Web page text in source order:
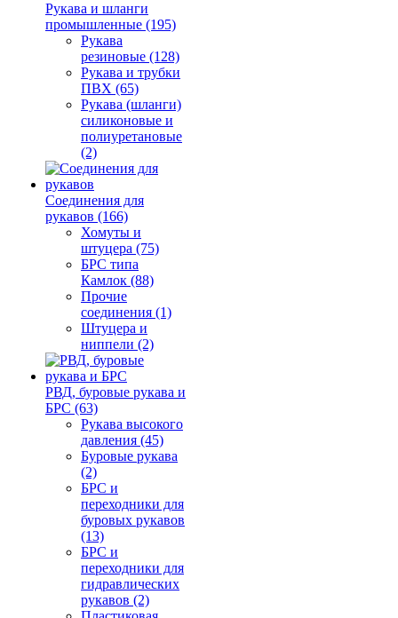
Рукава и шланги
промышленные (195)
Рукава
резиновые (128)
Рукава и трубки
ПВХ (65)
Рукава (шланги)
силиконовые и
полиуретановые
(2)
Соединения для
рукавов (166)
Хомуты и
штуцера (75)
БРС типа
Камлок (88)
Прочие
соединения (1)
Штуцера и
ниппели (2)
РВД, буровые рукава и
БРС (63)
Рукава высокого
давления (45)
Буровые рукава
(2)
БРС и
переходники для
буровых рукавов
(13)
БРС и
переходники для
гидравлических
рукавов (2)